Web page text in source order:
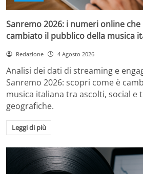
Sanremo 2026: i numeri online
cambiato il pubblico della musica
Redazione 4 Agosto 2026
Analisi dei dati di streaming e
Sanremo 2026: scopri come è
musica italiana tra ascolti, social e
geografiche.
Leggi di più